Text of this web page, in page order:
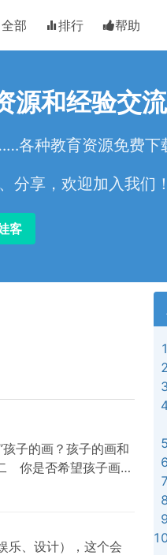
全部 排行 帮助
源和经验交
各种教育资源免费下
分享，欢迎加入我们
客
子的画？孩子的画和
你是否希望孩子画得
和小伙伴在一起，就
弄得很脏与水和沙
乐、设计），这个会